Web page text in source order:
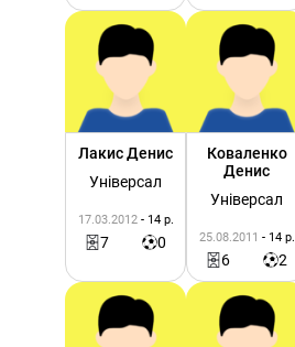
Лакис Денис
Універсал
17.03.2012 - 14 р.
7 0
Коваленко
Денис
Універсал
25.08.2011 - 14 р.
6 2